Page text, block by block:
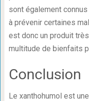
sont également
à prévenir certaines
est donc un produit
multitude de bienfaits
Conclusion
Le xanthohumol est